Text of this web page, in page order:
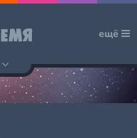
ещё